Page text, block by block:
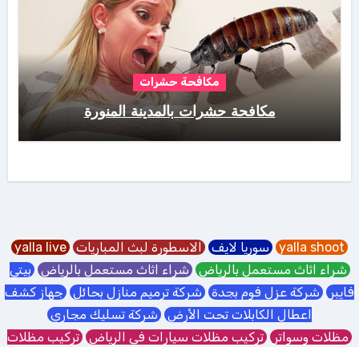
مكافحة حشرات
مكافحة حشرات بالمدينة المنورة
yalla shoot سوريا لايف الاسطورة لبث المباريات yalla live
شراء اثاث مستعمل بالرياض شراء اثاث مستعمل بالرياض بيتي
فايبر شركة عزل فوم بجدة شركة ترميم منازل بحائل جهاز كشف
اعطال الكابلات تحت الأرض شركة تسليك مجاري
مظلات وسواتر تركيب مظلات سيارات في الرياض تركيب مظلات